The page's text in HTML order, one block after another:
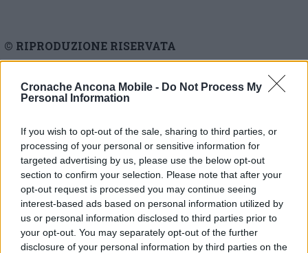
Cronache Ancona Mobile - Do Not Process My
Personal Information
If you wish to opt-out of the sale, sharing to third parties, or
processing of your personal or sensitive information for
targeted advertising by us, please use the below opt-out
section to confirm your selection. Please note that after your
opt-out request is processed you may continue seeing
interest-based ads based on personal information utilized by
us or personal information disclosed to third parties prior to
your opt-out. You may separately opt-out of the further
disclosure of your personal information by third parties on the
© RIPRODUZIONE RISERVATA
Vai alla home
Commenti
Nessun commento presente